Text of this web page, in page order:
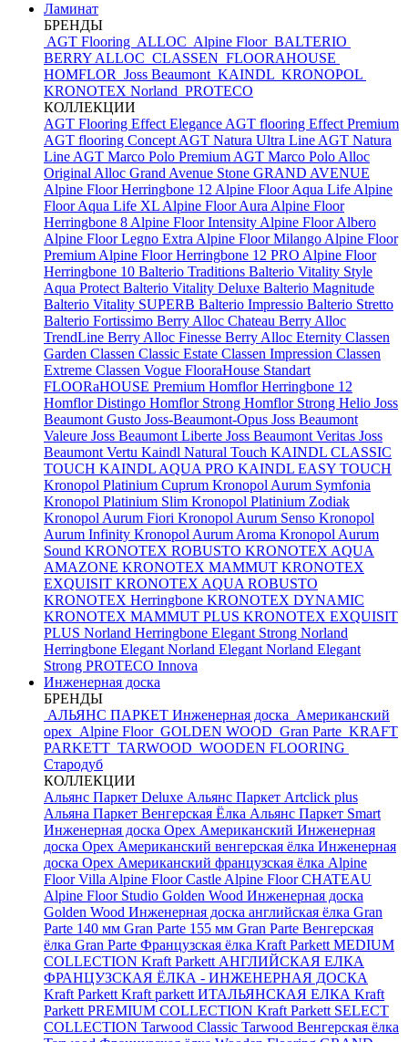
Ламинат
БРЕНДЫ
AGT Flooring ALLOC Alpine Floor BALTERIO
BERRY ALLOC CLASSEN FLOORAHOUSE
HOMFLOR Joss Beaumont KAINDL KRONOPOL
KRONOTEX Norland PROTECO
КОЛЛЕКЦИИ
AGT Flooring Effect Elegance AGT flooring Effect Premium
AGT flooring Concept AGT Natura Ultra Line AGT Natura
Line AGT Marco Polo Premium AGT Marco Polo Alloc
Original Alloc Grand Avenue Stone GRAND AVENUE
Alpine Floor Herringbone 12 Alpine Floor Aqua Life Alpine
Floor Aqua Life XL Alpine Floor Aura Alpine Floor
Herringbone 8 Alpine Floor Intensity Alpine Floor Albero
Alpine Floor Legno Extra Alpine Floor Milango Alpine Floor
Premium Alpine Floor Herringbone 12 PRO Alpine Floor
Herringbone 10 Balterio Traditions Balterio Vitality Style
Aqua Protect Balterio Vitality Deluxe Balterio Magnitude
Balterio Vitality SUPERB Balterio Impressio Balterio Stretto
Balterio Fortissimo Berry Alloc Chateau Berry Alloc
TrendLine Berry Alloc Finesse Berry Alloc Eternity Classen
Garden Classen Classic Estate Classen Impression Classen
Extreme Classen Vogue FlooraHouse Standart
FLOORaHOUSE Premium Homflor Herringbone 12
Homflor Distingo Homflor Strong Homflor Strong Helio Joss
Beaumont Gusto Joss-Beaumont-Opus Joss Beaumont
Valeure Joss Beaumont Liberte Joss Beaumont Veritas Joss
Beaumont Vertu Kaindl Natural Touch KAINDL CLASSIC
TOUCH KAINDL AQUA PRO KAINDL EASY TOUCH
Kronopol Platinium Cuprum Kronopol Aurum Symfonia
Kronopol Platinium Slim Kronopol Platinium Zodiak
Kronopol Aurum Fiori Kronopol Aurum Senso Kronopol
Aurum Infinity Kronopol Aurum Aroma Kronopol Aurum
Sound KRONOTEX ROBUSTO KRONOTEX AQUA
AMAZONE KRONOTEX MAMMUT KRONOTEX
EXQUISIT KRONOTEX AQUA ROBUSTO
KRONOTEX Herringbone KRONOTEX DYNAMIC
KRONOTEX MAMMUT PLUS KRONOTEX EXQUISIT
PLUS Norland Herringbone Elegant Strong Norland
Herringbone Elegant Norland Elegant Norland Elegant
Strong PROTECO Innova
Инженерная доска
БРЕНДЫ
АЛЬЯНС ПАРКЕТ Инженерная доска Американский
орех Alpine Floor GOLDEN WOOD Gran Parte KRAFT
PARKETT TARWOOD WOODEN FLOORING
Стародуб
КОЛЛЕКЦИИ
Альянс Паркет Deluxe Альянс Паркет Artclick plus
Альяна Паркет Венгерская Ёлка Альянс Паркет Smart
Инженерная доска Орех Американский Инженерная
доска Орех Американский венгерская ёлка Инженерная
доска Орех Американский французская ёлка Alpine
Floor Villa Alpine Floor Castle Alpine Floor CHATEAU
Alpine Floor Studio Golden Wood Инженерная доска
Golden Wood Инженерная доска английская ёлка Gran
Parte 140 мм Gran Parte 155 мм Gran Parte Венгерская
ёлка Gran Parte Французская ёлка Kraft Parkett MEDIUM
COLLECTION Kraft Parkett АНГЛИЙСКАЯ ЕЛКА
ФРАНЦУЗСКАЯ ЁЛКА - ИНЖЕНЕРНАЯ ДОСКА
Kraft Parkett Kraft parkett ИТАЛЬЯНСКАЯ ЕЛКА Kraft
Parkett PREMIUM COLLECTION Kraft Parkett SELECT
COLLECTION Tarwood Classic Tarwood Венгерская ёлка